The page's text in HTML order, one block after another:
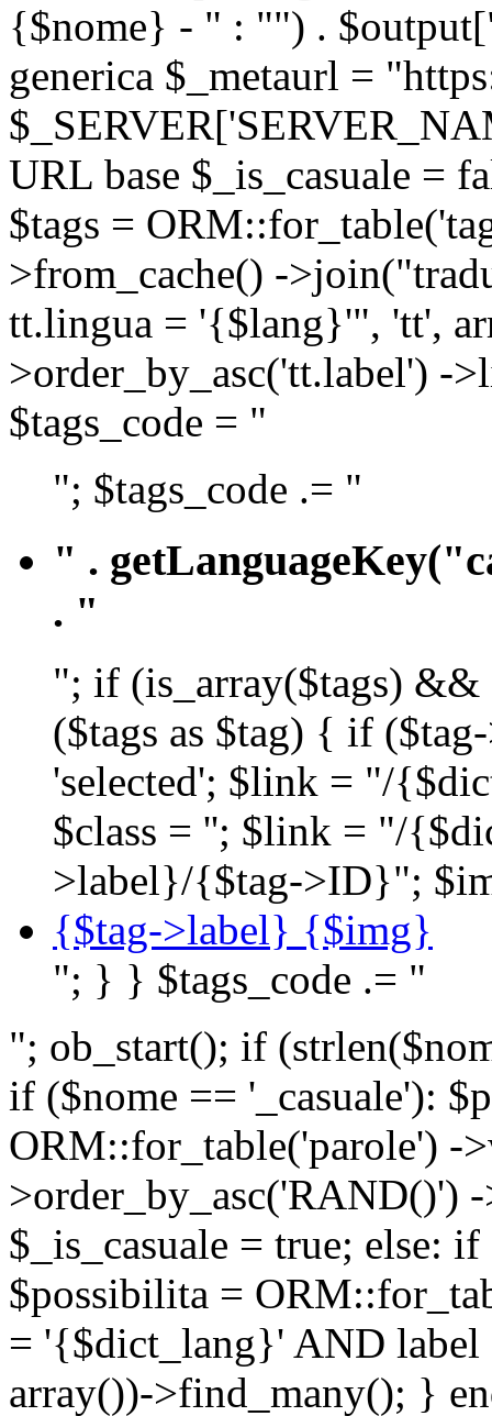
{$nome} - " : "") .
generica $_metaurl =
URL base $_is_casuale =
$tags =
>from_cache() -
tt.lingua = '{$lang}'", 'tt',
>order_by_asc('tt.label') -
$tags_code = "
"; $tags_code .= "
" .
. "
"; if (is_array($tags) &&
($tags as $tag) { if
'selected'; $link = "/
$class = ''; $link = "/
>label}/{$tag->ID}";
{$tag->label} {$img}
"; } } $tags_code .= "
"; ob_start(); if
if ($nome == '_casuale'):
ORM::for_table('parole') -
>order_by_asc('RAND()')
$_is_casuale = true; else:
$possibilita =
= '{$dict_lang}' AND
array())->find_many(); }